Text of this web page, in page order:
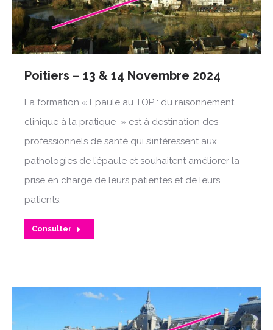
Poitiers – 13 & 14 Novembre 2024
La formation « Epaule au TOP : du raisonnement
clinique à la pratique » est à destination des
professionnels de santé qui s’intéressent aux
pathologies de l’épaule et souhaitent améliorer la
prise en charge de leurs patientes et de leurs
patients.
Consulter